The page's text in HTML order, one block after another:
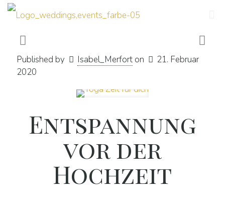
Published by Isabel_Merfort on
21. Februar
2020
Entspannung
vor der
Hochzeit